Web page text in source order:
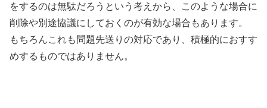
をするのは無駄だろうという考えから、このような場合に
削除や別途協議にしておくのが有効な場合もあります。
もちろんこれも問題先送りの対応であり、積極的におすす
めするものではありません。